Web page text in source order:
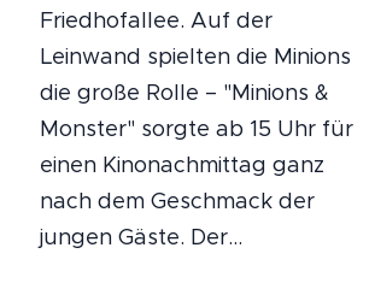
Friedhofallee. Auf der
Leinwand spielten die Minions
die große Rolle – "Minions &
Monster" sorgte ab 15 Uhr für
einen Kinonachmittag ganz
nach dem Geschmack der
jungen Gäste. Der...